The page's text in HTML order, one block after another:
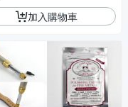
加入購物車